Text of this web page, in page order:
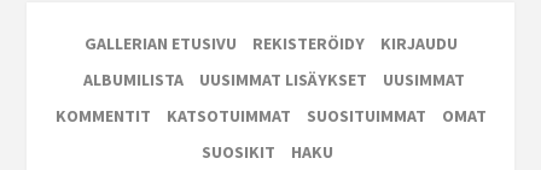
GALLERIAN ETUSIVU REKISTERÖIDY
KIRJAUDU
ALBUMILISTA
UUSIMMAT LISÄYKSET
UUSIMMAT
KOMMENTIT
KATSOTUIMMAT SUOSITUIMMAT
OMAT
SUOSIKIT
HAKU